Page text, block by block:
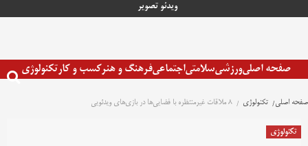
ویدئو تصویر
صفحه اصلیورزشیسلامتیاجتماعیفرهنگ و هنرکسب و کارتکنولوژی
صفحه اصلی تکنولوژی ۸ ملاقات غیرمنتظره با فضایی‌ها در بازی‌های ویدئویی
تکنولوژی